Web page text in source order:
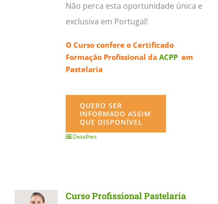
Não perca esta oportunidade única e
exclusiva em Portugal!
O Curso confere o Certificado
Formação Profissional da ACPPem
Pastelaria
QUERO SER
INFORMADO ASSIM
QUE DISPONÍVEL
Detalhes
Curso Profissional Pastelaria